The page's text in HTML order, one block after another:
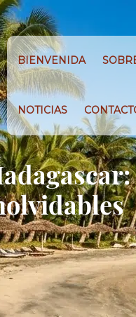
BIENVENIDA
NOTICIAS